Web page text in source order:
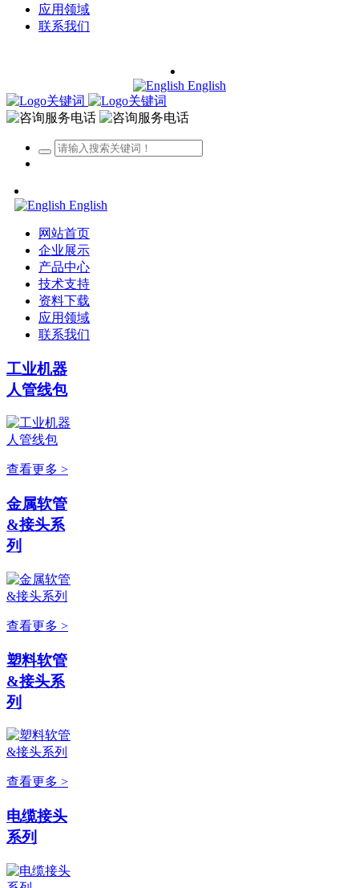
应用领域
联系我们
English
English
网站首页
企业展示
产品中心
技术支持
资料下载
应用领域
联系我们
工业机器
人管线包
查看更多 >
金属软管
&接头系
列
查看更多 >
塑料软管
&接头系
列
查看更多 >
电缆接头
系列